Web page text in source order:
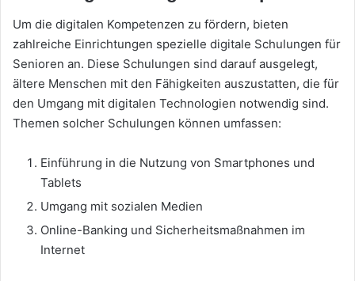
Um die digitalen Kompetenzen zu fördern, bieten
zahlreiche Einrichtungen spezielle digitale Schulungen für
Senioren an. Diese Schulungen sind darauf ausgelegt,
ältere Menschen mit den Fähigkeiten auszustatten, die für
den Umgang mit digitalen Technologien notwendig sind.
Themen solcher Schulungen können umfassen:
Einführung in die Nutzung von Smartphones und
Tablets
Umgang mit sozialen Medien
Online-Banking und Sicherheitsmaßnahmen im
Internet